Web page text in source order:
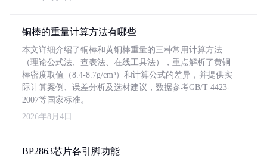
铜棒的重量计算方法有哪些
本文详细介绍了铜棒和黄铜棒重量的三种常用计算方法
（理论公式法、查表法、在线工具法），重点解析了黄铜
棒密度取值（8.4-8.7g/cm³）和计算公式的差异，并提供实
际计算案例、误差分析及选材建议，数据参考GB/T 4423-
2007等国家标准。
2026年8月4日
BP2863芯片各引脚功能